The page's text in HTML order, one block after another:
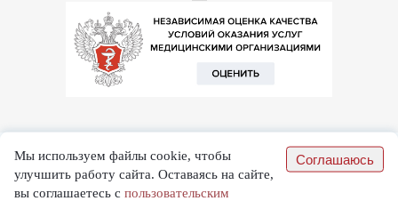
Мы используем файлы cookie, чтобы
улучшить работу сайта. Оставаясь на сайте,
вы соглашаетесь с пользовательским
Соглашаюсь